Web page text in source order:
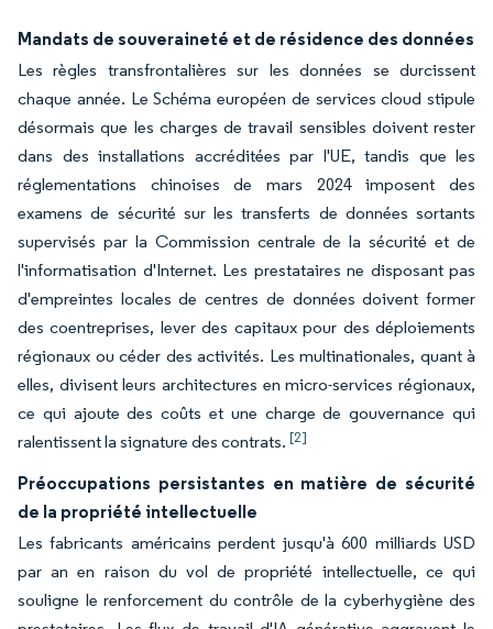
Mandats de souveraineté et de résidence des données
Les règles transfrontalières sur les données se durcissent
chaque année. Le Schéma européen de services cloud stipule
désormais que les charges de travail sensibles doivent rester
dans des installations accréditées par l'UE, tandis que les
réglementations chinoises de mars 2024 imposent des
examens de sécurité sur les transferts de données sortants
supervisés par la Commission centrale de la sécurité et de
l'informatisation d'Internet. Les prestataires ne disposant pas
d'empreintes locales de centres de données doivent former
des coentreprises, lever des capitaux pour des déploiements
régionaux ou céder des activités. Les multinationales, quant à
elles, divisent leurs architectures en micro-services régionaux,
ce qui ajoute des coûts et une charge de gouvernance qui
ralentissent la signature des contrats. [2]
Préoccupations persistantes en matière de sécurité
de la propriété intellectuelle
Les fabricants américains perdent jusqu'à 600 milliards USD
par an en raison du vol de propriété intellectuelle, ce qui
souligne le renforcement du contrôle de la cyberhygiène des